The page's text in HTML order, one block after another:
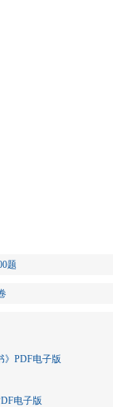
题
》PDF电子版
电子版